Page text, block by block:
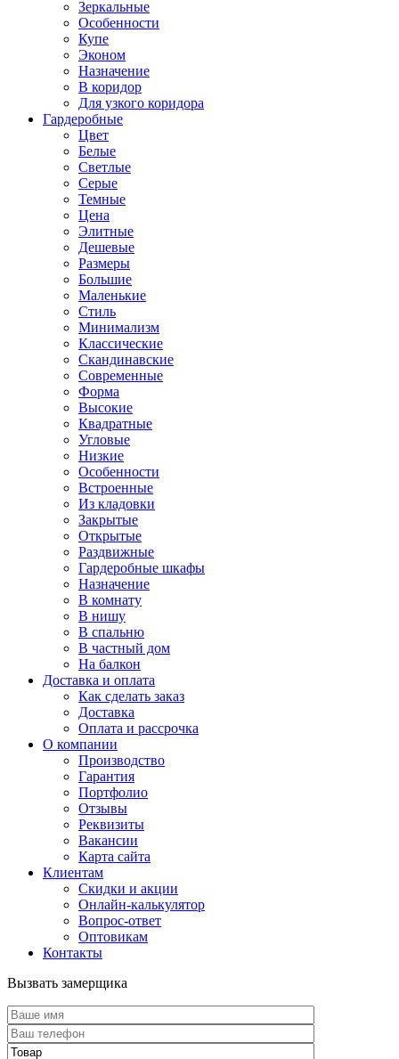
Зеркальные
Особенности
Купе
Эконом
Назначение
В коридор
Для узкого коридора
Гардеробные
Цвет
Белые
Светлые
Серые
Темные
Цена
Элитные
Дешевые
Размеры
Большие
Маленькие
Стиль
Минимализм
Классические
Скандинавские
Современные
Форма
Высокие
Квадратные
Угловые
Низкие
Особенности
Встроенные
Из кладовки
Закрытые
Открытые
Раздвижные
Гардеробные шкафы
Назначение
В комнату
В нишу
В спальню
В частный дом
На балкон
Доставка и оплата
Как сделать заказ
Доставка
Оплата и рассрочка
О компании
Производство
Гарантия
Портфолио
Отзывы
Реквизиты
Вакансии
Карта сайта
Клиентам
Скидки и акции
Онлайн-калькулятор
Вопрос-ответ
Оптовикам
Контакты
Вызвать замерщика